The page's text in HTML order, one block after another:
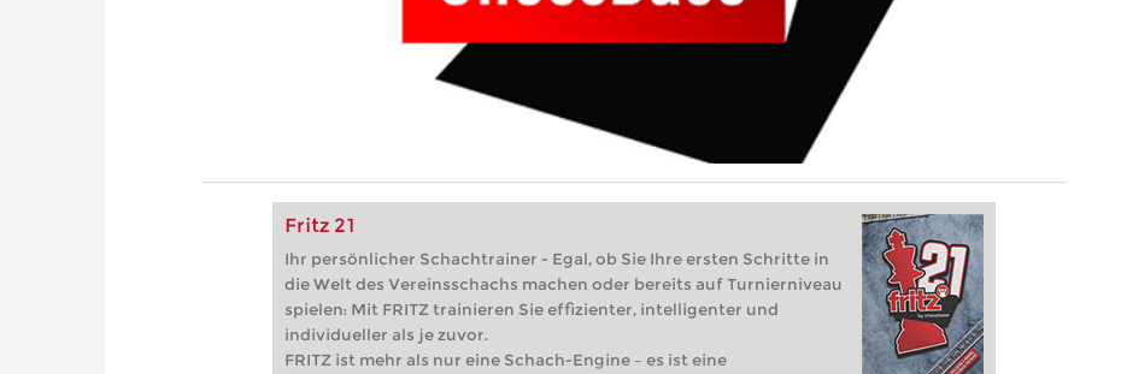
Fritz 21
Ihr persönlicher Schachtrainer - Egal, ob Sie Ihre ersten Schritte in
die Welt des Vereinsschachs machen oder bereits auf Turnierniveau
spielen: Mit FRITZ trainieren Sie effizienter, intelligenter und
individueller als je zuvor.
FRITZ ist mehr als nur eine Schach-Engine – es ist eine